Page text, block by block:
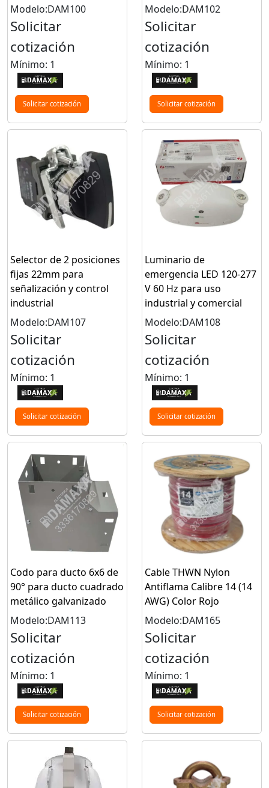
Modelo:DAM100
Solicitar
cotización
Mínimo: 1
Solicitar cotización
Modelo:DAM102
Solicitar
cotización
Mínimo: 1
Solicitar cotización
Selector de 2 posiciones
fijas 22mm para
señalización y control
industrial
Modelo:DAM107
Solicitar
cotización
Mínimo: 1
Solicitar cotización
Luminario de
emergencia LED 120-277
V 60 Hz para uso
industrial y comercial
Modelo:DAM108
Solicitar
cotización
Mínimo: 1
Solicitar cotización
Codo para ducto 6x6 de
90° para ducto cuadrado
metálico galvanizado
Modelo:DAM113
Solicitar
cotización
Mínimo: 1
Solicitar cotización
Cable THWN Nylon
Antiflama Calibre 14 (14
AWG) Color Rojo
Modelo:DAM165
Solicitar
cotización
Mínimo: 1
Solicitar cotización